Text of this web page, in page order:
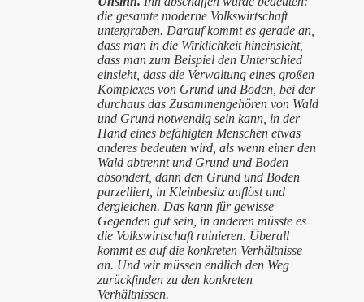
die gesamte moderne Volkswirtschaft
untergraben. Darauf kommt es gerade an,
dass man in die Wirklichkeit hineinsieht,
dass man zum Beispiel den Unterschied
einsieht, dass die Verwaltung eines großen
Komplexes von Grund und Boden, bei der
durchaus das Zusammengehören von Wald
und Grund notwendig sein kann, in der
Hand eines befähigten Menschen etwas
anderes bedeuten wird, als wenn einer den
Wald abtrennt und Grund und Boden
absondert, dann den Grund und Boden
parzelliert, in Kleinbesitz auflöst und
dergleichen. Das kann für gewisse
Gegenden gut sein, in anderen müsste es
die Volkswirtschaft ruinieren. Überall
kommt es auf die konkreten Verhältnisse
an. Und wir müssen endlich den Weg
zurückfinden zu den konkreten
Verhältnissen.